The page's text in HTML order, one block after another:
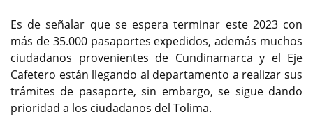
Es de señalar que se espera terminar este 2023 con
más de 35.000 pasaportes expedidos, además muchos
ciudadanos provenientes de Cundinamarca y el Eje
Cafetero están llegando al departamento a realizar sus
trámites de pasaporte, sin embargo, se sigue dando
prioridad a los ciudadanos del Tolima.